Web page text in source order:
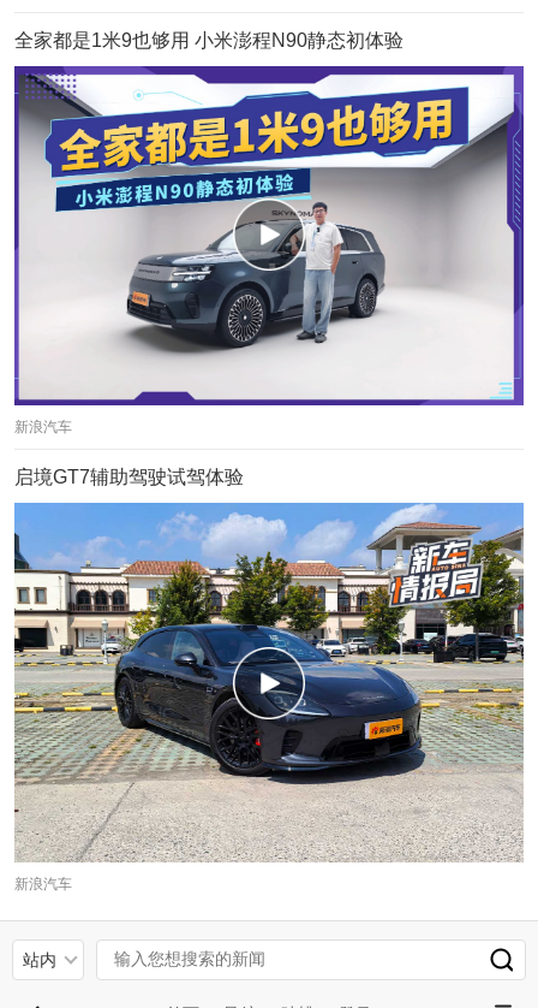
全家都是1米9也够用 小米澎程N90静态初体验
新浪汽车
启境GT7辅助驾驶试驾体验
新浪汽车
站内